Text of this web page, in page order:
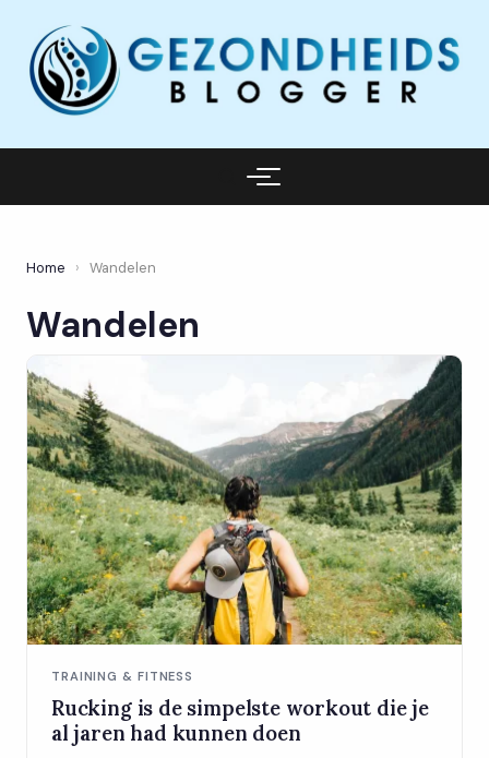
Home › Wandelen
Wandelen
TRAINING & FITNESS
Rucking is de simpelste workout die je
al jaren had kunnen doen